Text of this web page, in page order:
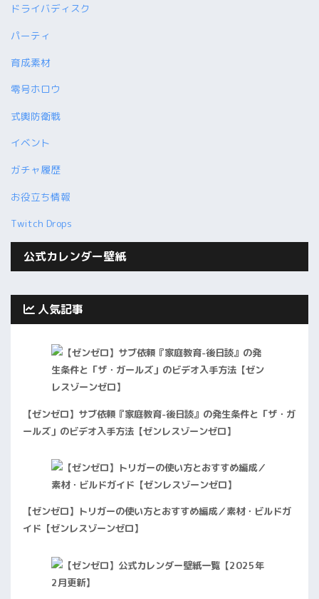
ドライバディスク
パーティ
育成素材
零号ホロウ
式輿防衛戦
イベント
ガチャ履歴
お役立ち情報
Twitch Drops
公式カレンダー壁紙
人気記事
【ゼンゼロ】サブ依頼『家庭教育-後日談』の発生条件と「ザ・ガ
ールズ」のビデオ入手方法【ゼンレスゾーンゼロ】
【ゼンゼロ】トリガーの使い方とおすすめ編成／素材・ビルドガ
イド【ゼンレスゾーンゼロ】